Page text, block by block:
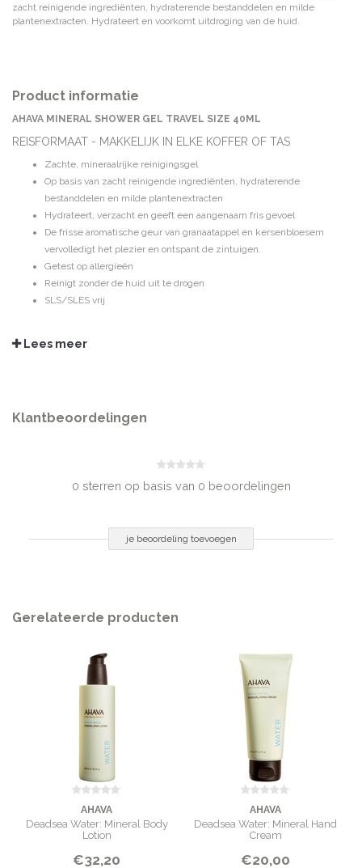
zacht reinigende ingrediënten, hydraterende bestanddelen en milde
plantenextracten. Hydrateert en voorkomt uitdroging van de huid.
Product informatie
AHAVA MINERAL SHOWER GEL TRAVEL SIZE 40ML
REISFORMAAT - MAKKELIJK IN ELKE KOFFER OF TAS
Zachte, mineraalrijke reinigingsgel
Op basis van zacht reinigende ingrediënten, hydraterende
bestanddelen en milde plantenextracten
Hydrateert, verzacht en geeft een aangenaam fris gevoel
De frisse aromatische geur van granaatappel en kersenbloesem
vervolledigt het plezier en ontspant de zintuigen.
Getest op allergieën
Reinigt zonder de huid uit te drogen
SLS/SLES vrij
Dagelijks te gebruiken op een vochtige huid, afspoelen met water. Ook te
Aqua (Mineral Spring Water), Ammonium Lauryl Sulfate & Aqua (Water),
Zinc Coceth Sulfate, Cocamidopropyl Betaine, Phenoxyethanol &
Hydroxypropyltrimonium Chloride, Aloe Barbadensis Leaf Juice, Allantoin,
Polysaccharide & Phenoxyethanol, Butylene Glycol & Zingiber Officinale
Lees meer
Klantbeoordelingen
0 sterren op basis van 0 beoordelingen
je beoordeling toevoegen
Gerelateerde producten
AHAVA
Deadsea Water: Mineral Body
Lotion
€32,20
AHAVA
Deadsea Water: Mineral Hand
Cream
€20,00